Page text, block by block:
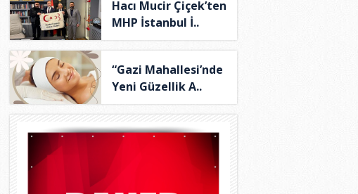
Hacı Mucir Çiçek’ten
MHP İstanbul İ..
“Gazi Mahallesi’nde
Yeni Güzellik A..